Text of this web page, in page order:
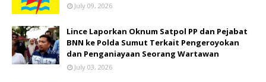
July 09, 2026
Lince Laporkan Oknum Satpol PP dan Pejabat
BNN ke Polda Sumut Terkait Pengeroyokan
dan Penganiayaan Seorang Wartawan
July 03, 2026